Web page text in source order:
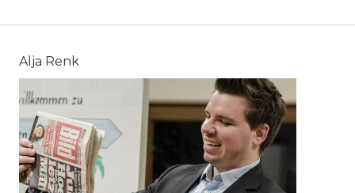
Alja Renk